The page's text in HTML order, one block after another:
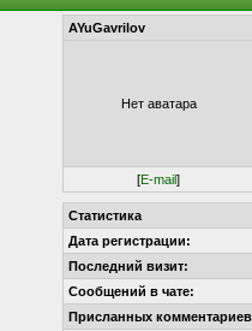
AYuGavrilov
Нет аватара
[E-mail]
Статистика
Дата регистрации:
Последний визит:
Сообщений в чате:
Присланных